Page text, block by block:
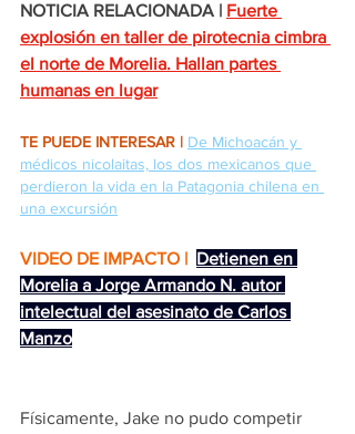
NOTICIA RELACIONADA | Fuerte
explosión en taller de pirotecnia cimbra
el norte de Morelia. Hallan partes
humanas en lugar
TE PUEDE INTERESAR | De Michoacán y
médicos nicolaitas, los dos mexicanos que
perdieron la vida en la Patagonia chilena en
una excursión
VIDEO DE IMPACTO | Detienen en
Morelia a Jorge Armando N. autor
intelectual del asesinato de Carlos
Manzo
Físicamente, Jake no pudo competir